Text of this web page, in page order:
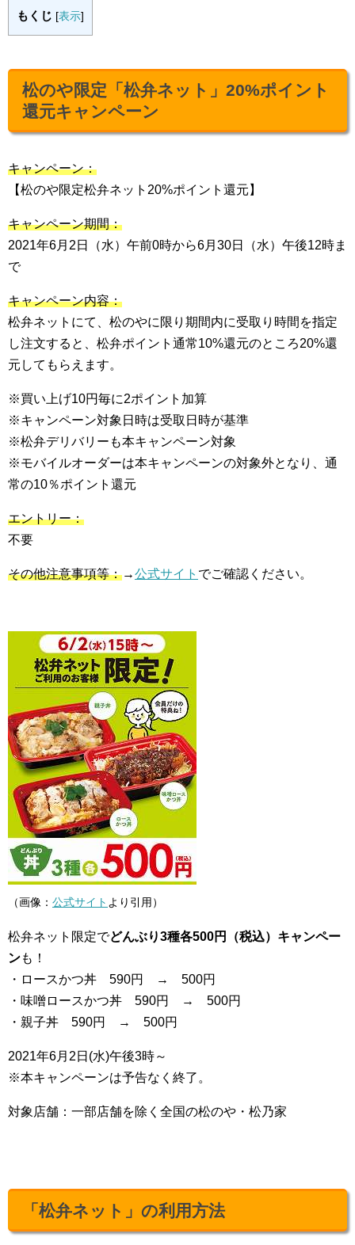
もくじ [表示]
松のや限定「松弁ネット」20%ポイント
還元キャンペーン
キャンペーン：
【松のや限定松弁ネット20%ポイント還元】
キャンペーン期間：
2021年6月2日（水）午前0時から6月30日（水）午後12時ま
で
キャンペーン内容：
松弁ネットにて、松のやに限り期間内に受取り時間を指定
し注文すると、松弁ポイント通常10%還元のところ20%還
元してもらえます。
※買い上げ10円毎に2ポイント加算
※キャンペーン対象日時は受取日時が基準
※松弁デリバリーも本キャンペーン対象
※モバイルオーダーは本キャンペーンの対象外となり、通
常の10％ポイント還元
エントリー：
不要
その他注意事項等：→公式サイト でご確認ください。
（画像： 公式サイト より引用）
松弁ネット限定でどんぶり3種各500円（税込）キャンペー
ンも！
・ロースかつ丼 590円 → 500円
・味噌ロースかつ丼 590円 → 500円
・親子丼 590円 → 500円
2021年6月2日(水)午後3時～
※本キャンペーンは予告なく終了。
対象店舗：一部店舗を除く全国の松のや・松乃家
「松弁ネット」の利用方法